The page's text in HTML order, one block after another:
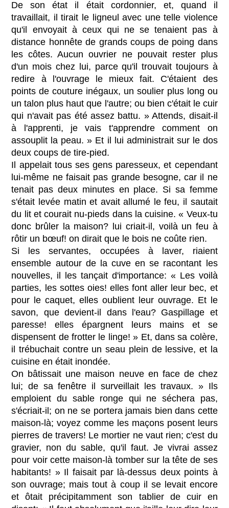
De son état il était cordonnier, et, quand il
travaillait, il tirait le ligneul avec une telle violence
qu'il envoyait à ceux qui ne se tenaient pas à
distance honnête de grands coups de poing dans
les côtes. Aucun ouvrier ne pouvait rester plus
d'un mois chez lui, parce qu'il trouvait toujours à
redire à l'ouvrage le mieux fait. C'étaient des
points de couture inégaux, un soulier plus long ou
un talon plus haut que l'autre; ou bien c'était le cuir
qui n'avait pas été assez battu. » Attends, disait-il
à l'apprenti, je vais t'apprendre comment on
assouplit la peau. » Et il lui administrait sur le dos
deux coups de tire-pied.
Il appelait tous ses gens paresseux, et cependant
lui-même ne faisait pas grande besogne, car il ne
tenait pas deux minutes en place. Si sa femme
s'était levée matin et avait allumé le feu, il sautait
du lit et courait nu-pieds dans la cuisine. « Veux-tu
donc brûler la maison? lui criait-il, voilà un feu à
rôtir un bœuf! on dirait que le bois ne coûte rien.
Si les servantes, occupées à laver, riaient
ensemble autour de la cuve en se racontant les
nouvelles, il les tançait d'importance: « Les voilà
parties, les sottes oies! elles font aller leur bec, et
pour le caquet, elles oublient leur ouvrage. Et le
savon, que devient-il dans l'eau? Gaspillage et
paresse! elles épargnent leurs mains et se
dispensent de frotter le linge! » Et, dans sa colère,
il trébuchait contre un seau plein de lessive, et la
cuisine en était inondée.
On bâtissait une maison neuve en face de chez
lui; de sa fenêtre il surveillait les travaux. » Ils
emploient du sable ronge qui ne séchera pas,
s'écriait-il; on ne se portera jamais bien dans cette
maison-là; voyez comme les maçons posent leurs
pierres de travers! Le mortier ne vaut rien; c'est du
gravier, non du sable, qu'il faut. Je vivrai assez
pour voir cette maison-là tomber sur la tête de ses
habitants! » Il faisait par là-dessus deux points à
son ouvrage; mais tout à coup il se levait encore
et ôtait précipitamment son tablier de cuir en